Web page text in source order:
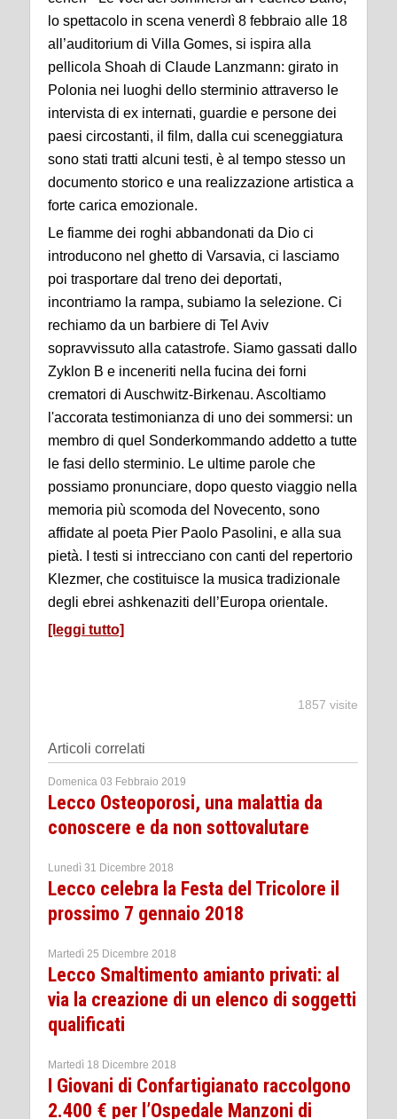
lo spettacolo in scena venerdì 8 febbraio alle 18
all’auditorium di Villa Gomes, si ispira alla
pellicola Shoah di Claude Lanzmann: girato in
Polonia nei luoghi dello sterminio attraverso le
intervista di ex internati, guardie e persone dei
paesi circostanti, il film, dalla cui sceneggiatura
sono stati tratti alcuni testi, è al tempo stesso un
documento storico e una realizzazione artistica a
forte carica emozionale.
Le fiamme dei roghi abbandonati da Dio ci
introducono nel ghetto di Varsavia, ci lasciamo
poi trasportare dal treno dei deportati,
incontriamo la rampa, subiamo la selezione. Ci
rechiamo da un barbiere di Tel Aviv
sopravvissuto alla catastrofe. Siamo gassati dallo
Zyklon B e inceneriti nella fucina dei forni
crematori di Auschwitz-Birkenau. Ascoltiamo
l'accorata testimonianza di uno dei sommersi: un
membro di quel Sonderkommando addetto a tutte
le fasi dello sterminio. Le ultime parole che
possiamo pronunciare, dopo questo viaggio nella
memoria più scomoda del Novecento, sono
affidate al poeta Pier Paolo Pasolini, e alla sua
pietà. I testi si intrecciano con canti del repertorio
Klezmer, che costituisce la musica tradizionale
degli ebrei ashkenaziti dell’Europa orientale.
[leggi tutto]
1857 visite
Articoli correlati
Domenica 03 Febbraio 2019
Lecco Osteoporosi, una malattia da
conoscere e da non sottovalutare
Lunedì 31 Dicembre 2018
Lecco celebra la Festa del Tricolore il
prossimo 7 gennaio 2018
Martedì 25 Dicembre 2018
Lecco Smaltimento amianto privati: al
via la creazione di un elenco di soggetti
qualificati
Martedì 18 Dicembre 2018
I Giovani di Confartigianato raccolgono
2.400 € per l’Ospedale Manzoni di